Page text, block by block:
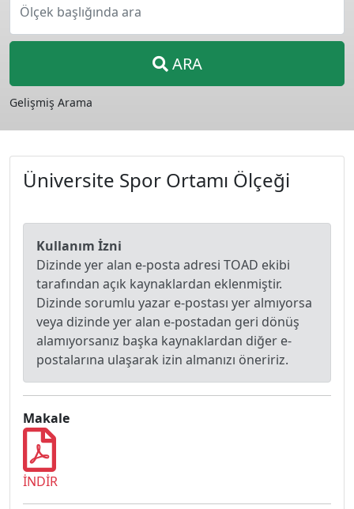
Ölçek başlığında ara
ARA
Gelişmiş Arama
Üniversite Spor Ortamı Ölçeği
Kullanım İzni
Dizinde yer alan e-posta adresi TOAD ekibi
tarafından açık kaynaklardan eklenmiştir.
Dizinde sorumlu yazar e-postası yer almıyorsa
veya dizinde yer alan e-postadan geri dönüş
alamıyorsanız başka kaynaklardan diğer e-
postalarına ulaşarak izin almanızı öneririz.
Makale
İNDİR